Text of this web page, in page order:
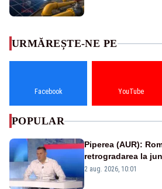
URMĂREȘTE-NE PE
Facebook YouTube
POPULAR
Piperea (AUR):
retrogradarea la
catastrofă pentru
2 aug. 2026, 10:01